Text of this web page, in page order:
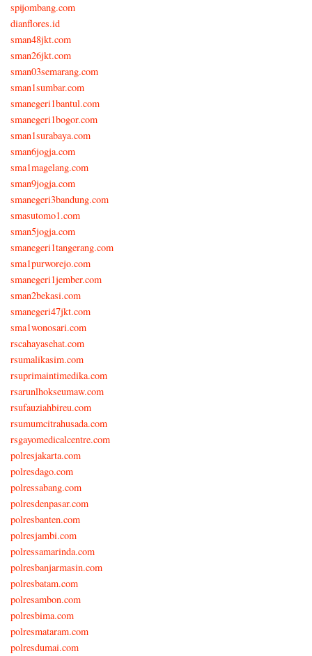
spijombang.com
dianflores.id
sman48jkt.com
sman26jkt.com
sman03semarang.com
sman1sumbar.com
smanegeri1bantul.com
smanegeri1bogor.com
sman1surabaya.com
sman6jogja.com
sma1magelang.com
sman9jogja.com
smanegeri3bandung.com
smasutomo1.com
sman5jogja.com
smanegeri1tangerang.com
sma1purworejo.com
smanegeri1jember.com
sman2bekasi.com
smanegeri47jkt.com
sma1wonosari.com
rscahayasehat.com
rsumalikasim.com
rsuprimaintimedika.com
rsarunlhokseumaw.com
rsufauziahbireu.com
rsumumcitrahusada.com
rsgayomedicalcentre.com
polresjakarta.com
polresdago.com
polressabang.com
polresdenpasar.com
polresbanten.com
polresjambi.com
polressamarinda.com
polresbanjarmasin.com
polresbatam.com
polresambon.com
polresbima.com
polresmataram.com
polresdumai.com